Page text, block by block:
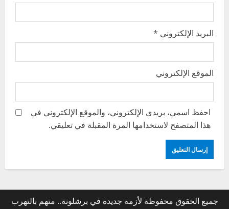
البريد الإلكتروني *
الموقع الإلكتروني
احفظ اسمي، بريدي الإلكتروني، والموقع الإلكتروني في
هذا المتصفح لاستخدامها المرة المقبلة في تعليقي.
جميع الحقوق محفوظة لأزمة جديدة في برشلونة.. متهم بالتهرب